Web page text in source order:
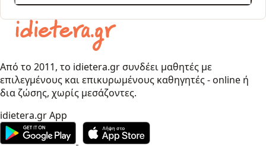
Από το 2011, το idietera.gr συνδέει μαθητές με
επιλεγμένους και επικυρωμένους καθηγητές - online ή
δια ζώσης, χωρίς μεσάζοντες.
idietera.gr App